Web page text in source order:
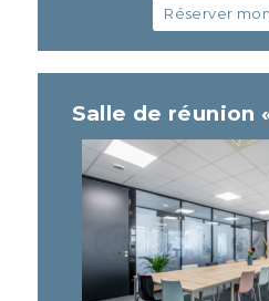
Réserver
Salle de réunion